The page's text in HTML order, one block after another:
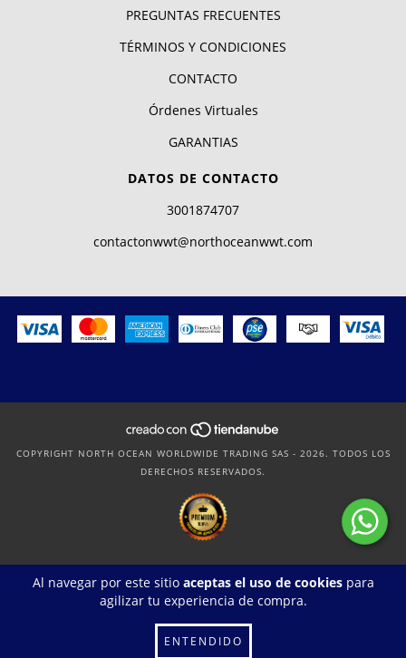
Al navegar por este sitio aceptas el uso de cookiespara
agilizar tu experiencia de compra.
ENTENDIDO
PREGUNTAS FRECUENTES
TÉRMINOS Y CONDICIONES
CONTACTO
Órdenes Virtuales
GARANTIAS
DATOS DE CONTACTO
3001874707
contactonwwt@northoceanwwt.com
COPYRIGHT NORTH OCEAN WORLDWIDE TRADING SAS - 2026. TODOS LOS
DERECHOS RESERVADOS.